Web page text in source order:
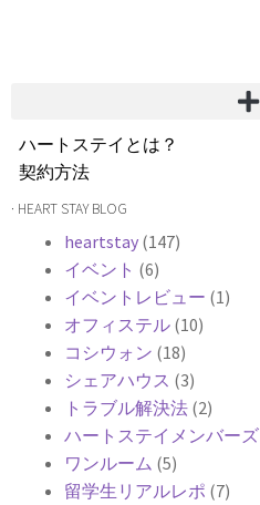
ハートステイとは？
契約方法
韓国不動産情報
よくある質問
Heartee
· HEART STAY BLOG
heartstay (147)
イベント (6)
イベントレビュー (1)
オフィステル (10)
コシウォン (18)
シェアハウス (3)
トラブル解決法 (2)
ハートステイメンバーズ
ワンルーム (5)
留学生リアルレポ (7)